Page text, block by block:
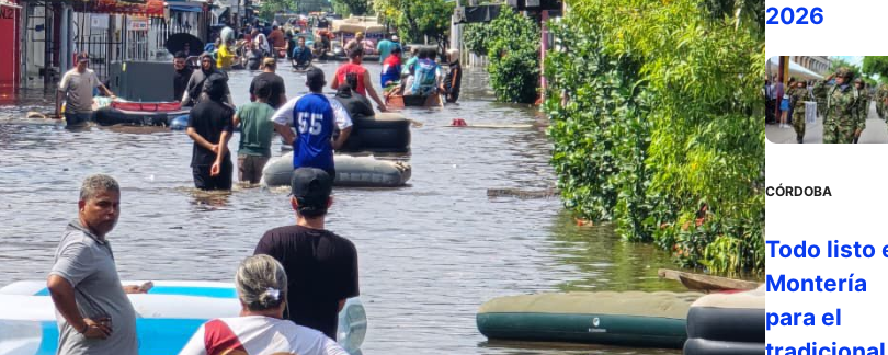
2026
CÓRDOBA
Todo listo
Montería
para el